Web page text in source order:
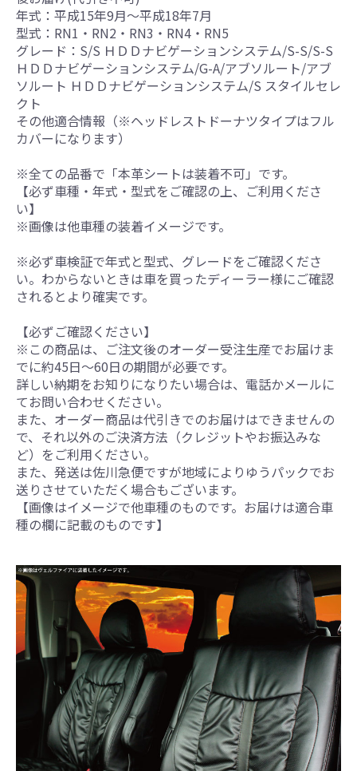
年式：平成15年9月～平成18年7月
型式：RN1・RN2・RN3・RN4・RN5
グレード：S/S ＨＤＤナビゲーションシステム/S-S/S-S
ＨＤＤナビゲーションシステム/G-A/アブソルート/アブ
ソルート ＨＤＤナビゲーションシステム/S スタイルセレ
クト
その他適合情報（※ヘッドレストドーナツタイプはフル
カバーになります）
※全ての品番で「本革シートは装着不可」です。
【必ず車種・年式・型式をご確認の上、ご利用くださ
い】
※画像は他車種の装着イメージです。
※必ず車検証で年式と型式、グレードをご確認くださ
い。わからないときは車を買ったディーラー様にご確認
されるとより確実です。
【必ずご確認ください】
※この商品は、ご注文後のオーダー受注生産でお届けま
でに約45日～60日の期間が必要です。
詳しい納期をお知りになりたい場合は、電話かメールに
てお問い合わせください。
また、オーダー商品は代引きでのお届けはできませんの
で、それ以外のご決済方法（クレジットやお振込みな
ど）をご利用ください。
また、発送は佐川急便ですが地域によりゆうパックでお
送りさせていただく場合もございます。
【画像はイメージで他車種のものです。お届けは適合車
種の欄に記載のものです】